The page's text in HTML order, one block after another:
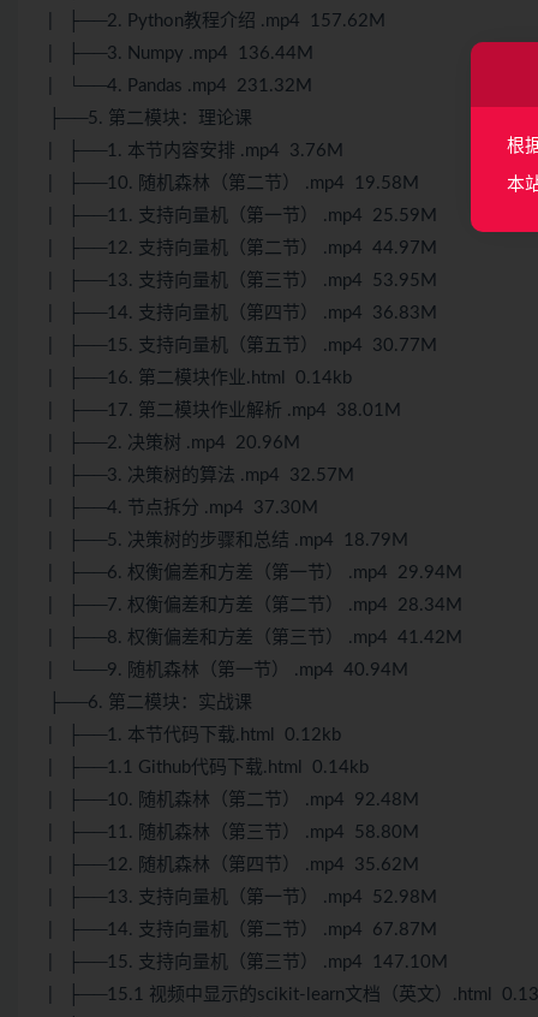
| ├──2. Python教程介绍 .mp4 157.62M
| ├──3. Numpy .mp4 136.44M
| └──4. Pandas .mp4 231.32M
├──5. 第二模块：理论课
| ├──1. 本节内容安排 .mp4 3.76M
| ├──10. 随机森林（第二节） .mp4 19.58M
| ├──11. 支持向量机（第一节） .mp4 25.59M
| ├──12. 支持向量机（第二节） .mp4 44.97M
| ├──13. 支持向量机（第三节） .mp4 53.95M
| ├──14. 支持向量机（第四节） .mp4 36.83M
| ├──15. 支持向量机（第五节） .mp4 30.77M
| ├──16. 第二模块作业.html 0.14kb
| ├──17. 第二模块作业解析 .mp4 38.01M
| ├──2. 决策树 .mp4 20.96M
| ├──3. 决策树的算法 .mp4 32.57M
| ├──4. 节点拆分 .mp4 37.30M
| ├──5. 决策树的步骤和总结 .mp4 18.79M
| ├──6. 权衡偏差和方差（第一节） .mp4 29.94M
| ├──7. 权衡偏差和方差（第二节） .mp4 28.34M
| ├──8. 权衡偏差和方差（第三节） .mp4 41.42M
| └──9. 随机森林（第一节） .mp4 40.94M
├──6. 第二模块：实战课
| ├──1. 本节代码下载.html 0.12kb
| ├──1.1 Github代码下载.html 0.14kb
| ├──10. 随机森林（第二节） .mp4 92.48M
| ├──11. 随机森林（第三节） .mp4 58.80M
| ├──12. 随机森林（第四节） .mp4 35.62M
| ├──13. 支持向量机（第一节） .mp4 52.98M
| ├──14. 支持向量机（第二节） .mp4 67.87M
| ├──15. 支持向量机（第三节） .mp4 147.10M
| ├──15.1 视频中显示的scikit-learn文档（英文）.html
根
本